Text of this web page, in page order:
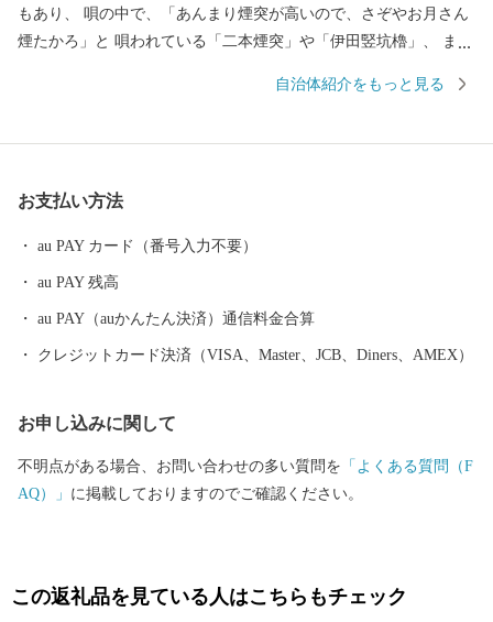
もあり、 唄の中で、「あんまり煙突が高いので、さぞやお月さん
煙たかろ」と 唄われている「二本煙突」や「伊田竪坑櫓」、 ま
クション」など、 数々の炭坑遺産を有する自然・歴史・文化が薫
自治体紹介をもっと見る
お支払い方法
au PAY カード（番号入力不要）
au PAY 残高
au PAY（auかんたん決済）通信料金合算
クレジットカード決済（VISA、Master、JCB、Diners、AMEX）
お申し込みに関して
不明点がある場合、お問い合わせの多い質問を 「よくある質問（F
AQ）」 に掲載しておりますのでご確認ください。
この返礼品を見ている人はこちらもチェック